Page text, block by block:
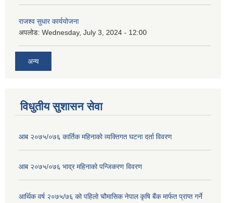
राजश्व सुधार कार्ययोजना
अपलोड: Wednesday, July 3, 2024 - 12:00
अन्य
विधुतीय सुशासन सेवा
आब २०७५/०७६ कार्तिक महिनाको व्यक्तिगत घटना दर्ता विवरण
आब २०७५/०७६ भाद्र महिनाको पन्जिकरण विवरण
आर्थिक वर्ष २०७५/७६ को पहिलो चौमासिक नेपाल कृषि बैंक मार्फत प्राप्त गर्ने